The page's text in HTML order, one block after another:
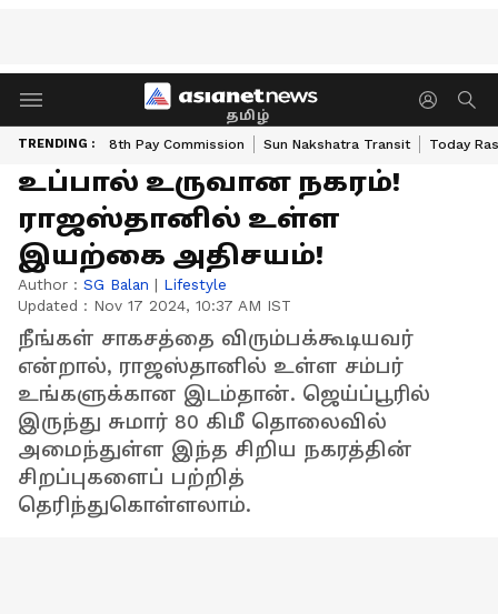
தமிழ்
TRENDING : 8th Pay Commission Sun Nakshatra Transit Today
உப்பால் உருவான நகரம்!
ராஜஸ்தானில் உள்ள
இயற்கை அதிசயம்!
Author : SG Balan | Lifestyle
Updated : Nov 17 2024, 10:37 AM IST
நீங்கள் சாகசத்தை விரும்பக்கூடியவர்
என்றால், ராஜஸ்தானில் உள்ள சம்பர்
உங்களுக்கான இடம்தான். ஜெய்ப்பூரில்
இருந்து சுமார் 80 கிமீ தொலைவில்
அமைந்துள்ள இந்த சிறிய நகரத்தின்
சிறப்புகளைப் பற்றித்
தெரிந்துகொள்ளலாம்.